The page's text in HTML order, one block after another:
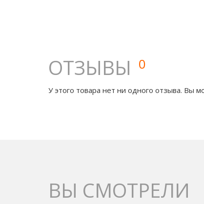
ОТЗЫВЫ 0
У этого товара нет ни одного отзыва. Вы
ВЫ СМОТРЕЛИ